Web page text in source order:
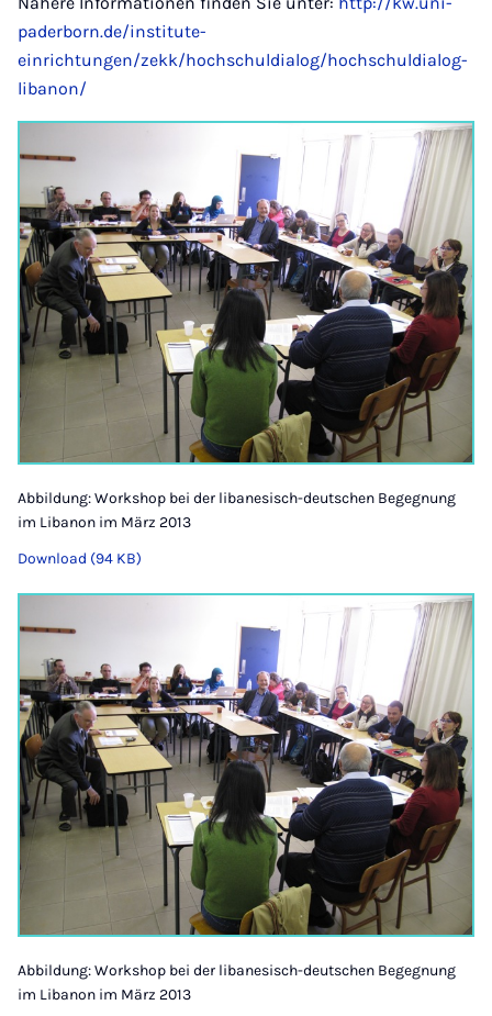
paderborn.de/institute-
einrichtungen/zekk/hochschuldialog/hochschuldialog-
libanon/
Abbildung: Workshop bei der libanesisch-deutschen Begegnung
im Libanon im März 2013
Download (94 KB)
Abbildung: Workshop bei der libanesisch-deutschen Begegnung
im Libanon im März 2013